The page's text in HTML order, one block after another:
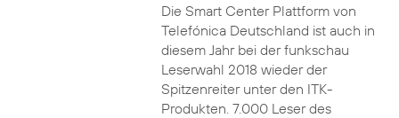
Die Smart Center Plattform von
Telefónica Deutschland ist auch in
diesem Jahr bei der funkschau
Leserwahl 2018 wieder der
Spitzenreiter unter den ITK-
Produkten. 7.000 Leser des